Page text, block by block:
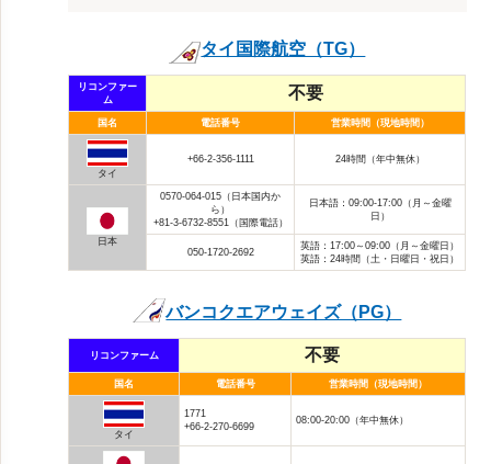
タイ国際航空（TG）
リコンファー
ム
不要
国名 電話番号 営業時間（現地時間）
タイ
+66-2-356-1111 24時間（年中無休）
日本
0570-064-015（日本国内か
ら）
+81-3-6732-8551（国際電話）
日本語：09:00-17:00（月～金曜
日）
050-1720-2692
英語：17:00～09:00（月～金曜日）
英語：24時間（土・日曜日・祝日）
バンコクエアウェイズ（PG）
リコンファーム 不要
国名 電話番号 営業時間（現地時間）
タイ
1771
+66-2-270-6699
08:00-20:00（年中無休）